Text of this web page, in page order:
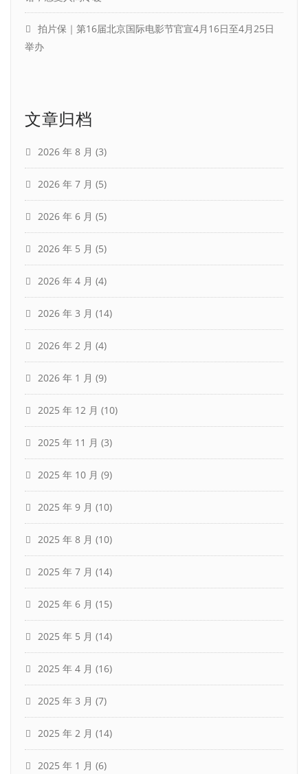
拍片保｜第16届北京国际电影节官宣4月16日至4月25日
举办
文章归档
2026 年 8 月 (3)
2026 年 7 月 (5)
2026 年 6 月 (5)
2026 年 5 月 (5)
2026 年 4 月 (4)
2026 年 3 月 (14)
2026 年 2 月 (4)
2026 年 1 月 (9)
2025 年 12 月 (10)
2025 年 11 月 (3)
2025 年 10 月 (9)
2025 年 9 月 (10)
2025 年 8 月 (10)
2025 年 7 月 (14)
2025 年 6 月 (15)
2025 年 5 月 (14)
2025 年 4 月 (16)
2025 年 3 月 (7)
2025 年 2 月 (14)
2025 年 1 月 (6)